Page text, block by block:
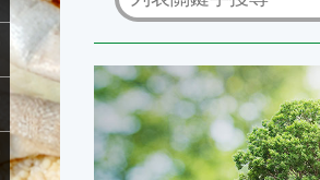
種子檢查(種苗改良繁殖場)